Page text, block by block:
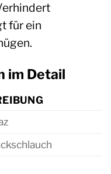
für ein
im Detail